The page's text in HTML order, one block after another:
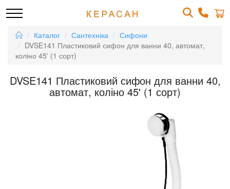
Каталог Сантехніка
Сифони
DVSE141 Пластиковий сифон для ванни 40, автомат,
коліно 45' (1 сорт)
DVSE141 Пластиковий сифон для ванни 40,
автомат, коліно 45' (1 сорт)